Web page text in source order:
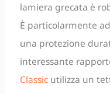
lamiera grecata è
È particolarmente
una protezione
interessante
Classicutilizza un